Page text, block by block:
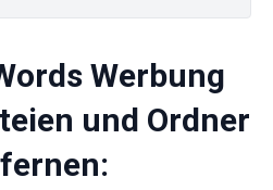
Werbung
und Ordner